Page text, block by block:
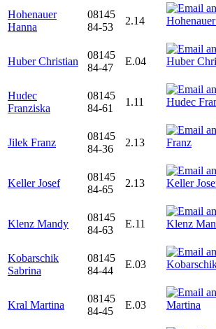
Hohenauer
Hanna
08145
84-53
2.14
Huber Christian
08145
84-47
E.04
Hudec
Franziska
08145
84-61
1.11
Jilek Franz
08145
84-36
2.13
Keller Josef
08145
84-65
2.13
Klenz Mandy
08145
84-63
E.11
Kobarschik
Sabrina
08145
84-44
E.03
Kral Martina
08145
84-45
E.03